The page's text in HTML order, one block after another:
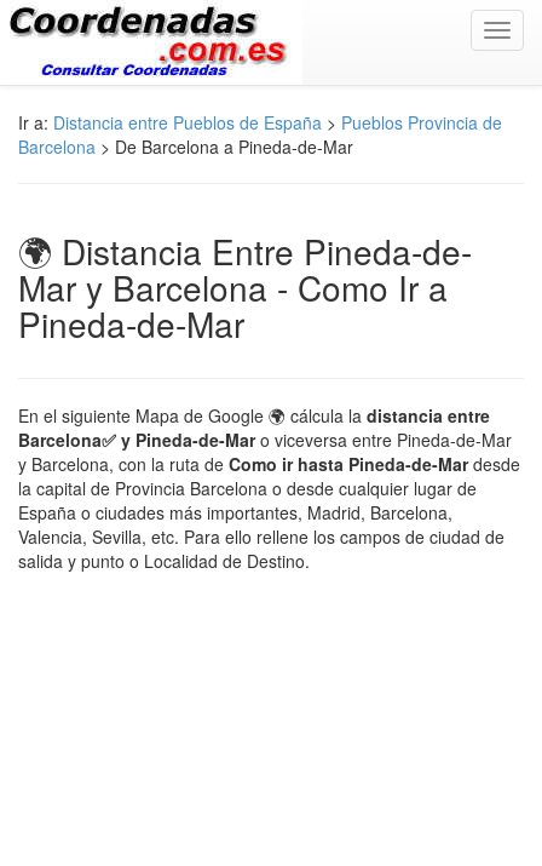
Ir a: Distancia entre Pueblos de España > Pueblos Provincia de
Barcelona > De Barcelona a Pineda-de-Mar
🌍 Distancia Entre Pineda-de-
Mar y Barcelona - Como Ir a
Pineda-de-Mar
En el siguiente Mapa de Google 🌍 cálcula la distancia entre
Barcelona✅ y Pineda-de-Maro viceversa entre Pineda-de-Mar
y Barcelona, con la ruta de Como ir hasta Pineda-de-Mardesde
la capital de Provincia Barcelona o desde cualquier lugar de
España o ciudades más importantes, Madrid, Barcelona,
Valencia, Sevilla, etc. Para ello rellene los campos de ciudad de
salida y punto o Localidad de Destino.